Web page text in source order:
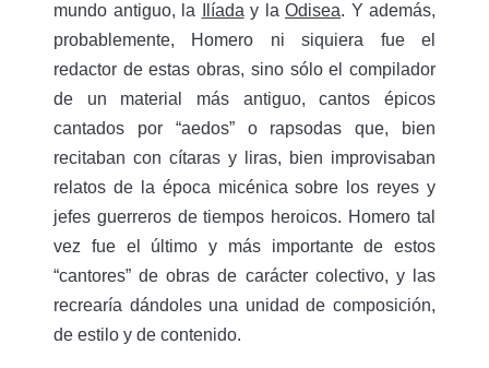
mundo antiguo, la
Ilíada y la Odisea. Y además,
probablemente, Homero ni siquiera fue el
redactor de estas obras, sino sólo el compilador
de un material más antiguo, cantos épicos
cantados por “aedos” o rapsodas que, bien
recitaban con cítaras y liras, bien improvisaban
relatos de la época micénica sobre los reyes y
jefes guerreros de tiempos heroicos. Homero tal
vez fue el último y más importante de estos
“cantores” de obras de carácter colectivo, y las
recrearía dándoles una unidad de composición,
de estilo y de contenido.